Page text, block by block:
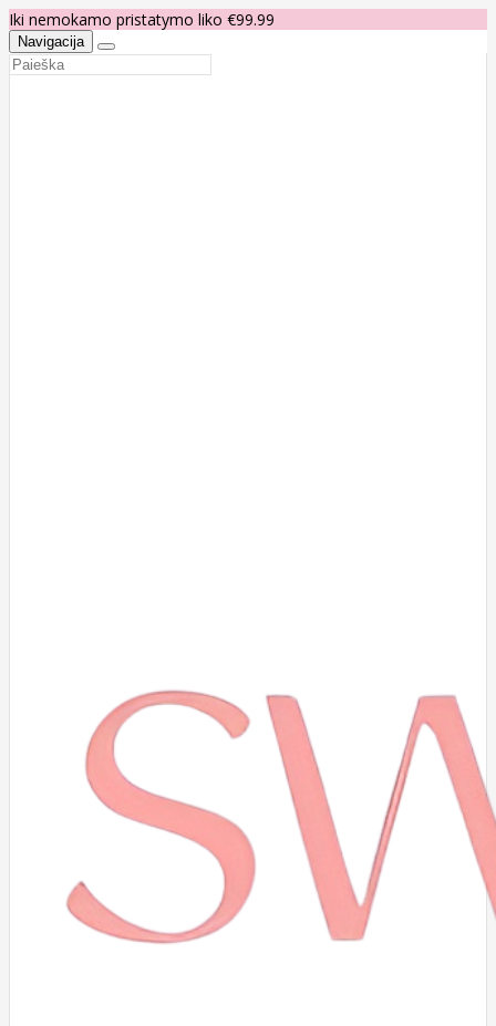
Iki nemokamo pristatymo liko €99.99
Navigacija